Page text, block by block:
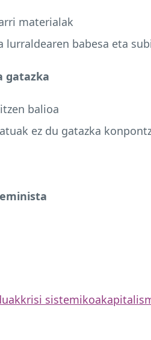
materialak
lurraldearen babesa eta
gatazka
balioa
ez du gatazka
krisi sistemikoa